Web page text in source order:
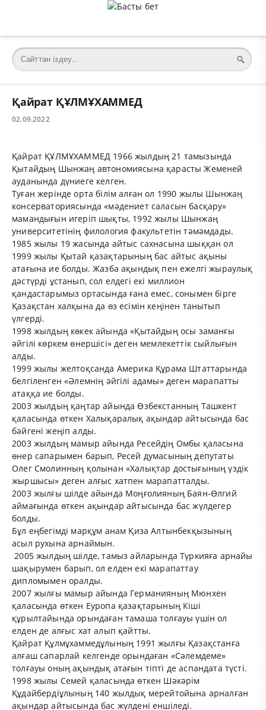
Қайрат ҚҰЛМҰХАММЕД
02.09.2022
Қайрат ҚҰЛМҰХАММЕД 1966 жылдың 21 тамызында
Қытайдың Шынжаң автономиясына қарасты Жеменей
ауданында дүниеге келген.
Туған жерінде орта білім алған ол 1990 жылы Шынжаң
консерваториясында «мәдениет саласын басқару»
мамандығын игеріп шықты, 1992 жылы Шынжаң
университетінің филология факультетін тәмәмдады.
1985 жылы 19 жасында айтыс сахнасына шыққан ол
1999 жылы Қытай қазақтарының бас айтыс ақыны
атағына ие болды. Жазба ақындық пен ежелгі жыраулық
дәстүрді ұстанып, сол елдегі екі миллион
қандастарымыз ортасында ғана емес, сонымен бірге
Қазақстан халқына да өз есімін кеңінен танытып
үлгерді.
1998 жылдың көкек айында «Қытайдың осы заманғы
әйгілі көркем өнершісі» деген мемлекеттік сыйлығын
алды.
1999 жылы желтоқсанда Америка Құрама Штаттарында
белгіленген «Әлемнің әйгілі адамы» деген марапатты
атаққа ие болды.
2003 жылдың қаңтар айында Өзбекстанның Ташкент
қаласында өткен Халықаралық ақындар айтысында бас
бәйгені жеңіп алды.
2003 жылдың мамыр айында Ресейдің Омбы қаласына
өнер сапарымен барып, Ресей думасының депутаты
Олег Смолинның қолынан «Халықтар достығының үздік
жыршысы» деген алғыс хатпен марапатталды.
2003 жылғы шілде айында Моңғолияның Баян-Өлгий
аймағында өткен ақындар айтысында бас жүлдегер
болды.
Бұл еңбегімді марқұм анам Қиза Алтынбекқызының
асыл рухына арнаймын.
2005 жылдың шілде, тамыз айларында Түркияға арнайы
шақырумен барып, ол елден екі марапаттау
дипломымен оралды.
2007 жылғы мамыр айында Германияның Мюнхен
қаласында өткен Еуропа қазақтарының Кіші
құрылтайында орындаған тамаша толғауы үшін ол
елден де алғыс хат алып қайтты.
Қайрат Құлмұхаммедұлының 1991 жылғы Қазақстанға
алғаш сапарлай келгенде орындаған «Сәлемдеме»
толғауы оның ақындық атағын тіпті де аспандата түсті.
1998 жылы Семей қаласында өткен Шәкәрім
Құдайбердіұлының 140 жылдық мерейтойына арналған
ақындар айтысында бас жүлдені еншіледі.